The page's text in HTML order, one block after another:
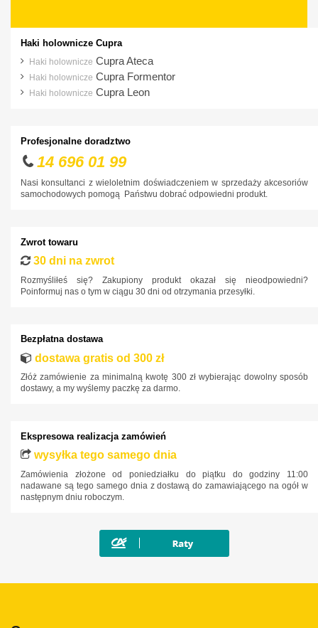
Haki holownicze Cupra
Haki holownicze Cupra Ateca
Haki holownicze Cupra Formentor
Haki holownicze Cupra Leon
Profesjonalne doradztwo
14 696 01 99
Nasi konsultanci z wieloletnim doświadczeniem w sprzedaży akcesoriów
samochodowych pomogą Państwu dobrać odpowiedni produkt.
Zwrot towaru
30 dni na zwrot
Rozmyśliłeś się? Zakupiony produkt okazał się nieodpowiedni?
Poinformuj nas o tym w ciągu 30 dni od otrzymania przesyłki.
Bezpłatna dostawa
dostawa gratis od 300 zł
Złóż zamówienie za minimalną kwotę 300 zł wybierając dowolny sposób
dostawy, a my wyślemy paczkę za darmo.
Ekspresowa realizacja zamówień
wysyłka tego samego dnia
Zamówienia złożone od poniedziałku do piątku do godziny 11:00
nadawane są tego samego dnia z dostawą do zamawiającego na ogół w
następnym dniu roboczym.